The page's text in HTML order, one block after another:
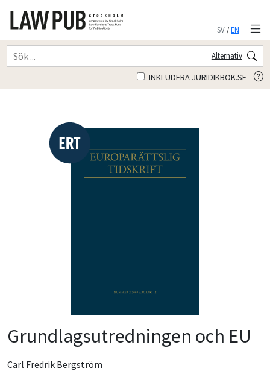
SV/EN
Alternativ
INKLUDERA JURIDIKBOK.SE
Grundlagsutredningen och EU
Carl Fredrik Bergström